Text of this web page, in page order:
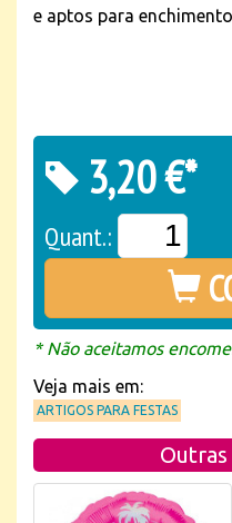
e aptos para
3,20 €*
Quant.:
* Não aceitamos
Veja mais em:
ARTIGOS PARA FESTAS